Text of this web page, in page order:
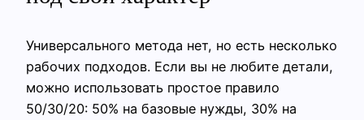
Универсального метода нет, но есть несколько
рабочих подходов. Если вы не любите детали,
можно использовать простое правило
50/30/20: 50% на базовые нужды, 30% на